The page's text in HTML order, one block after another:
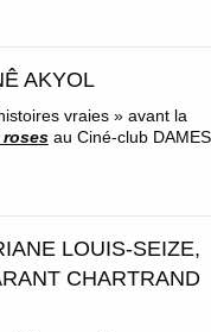
AKYOL
vraies » avant la
rosesau Ciné-club DAMES
LOUIS-SEIZE,
CHARTRAND